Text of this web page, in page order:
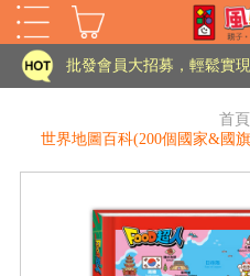
批發會員大招募，輕鬆實
首頁
世界地圖百科(200個國家&國